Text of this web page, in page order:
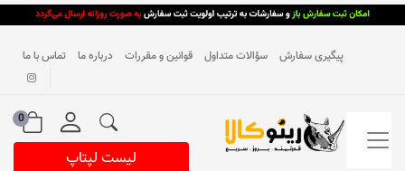
پیگیری سفارش سؤالات متداول قوانین و مقررات درباره ما تماس با ما
0
لیست لپتاپ